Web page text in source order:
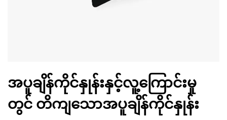
အပူချိန်ကိုင်နှုန်းနှင့်လူ့ကြောင်းမှု
တွင် တိကျသောအပူချိန်ကိုင်နှုန်း